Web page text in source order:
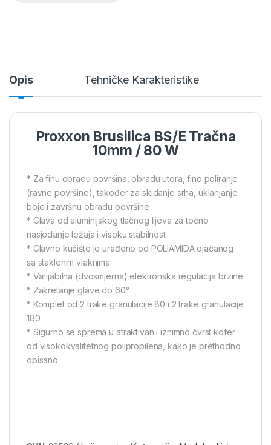
Opis Tehničke Karakteristike
Proxxon Brusilica BS/E Tračna
10mm / 80 W
* Za finu obradu površina, obradu utora, fino poliranje
(ravne površine), također za skidanje srha, uklanjanje
boje i završnu obradu površine
* Glava od aluminijskog tlačnog lijeva za točno
nasjedanje ležaja i visoku stabilnost
* Glavno kućište je urađeno od POLIAMIDA ojačanog
sa staklenim vlaknima
* Varijabilna (dvosmjerna) elektronska regulacija brzine
* Zakretanje glave do 60°
* Komplet od 2 trake granulacije 80 i 2 trake granulacije
180
* Sigurno se sprema u atraktivan i iznimno čvrst kofer
od visokokvalitetnog polipropilena, kako je prethodno
opisano